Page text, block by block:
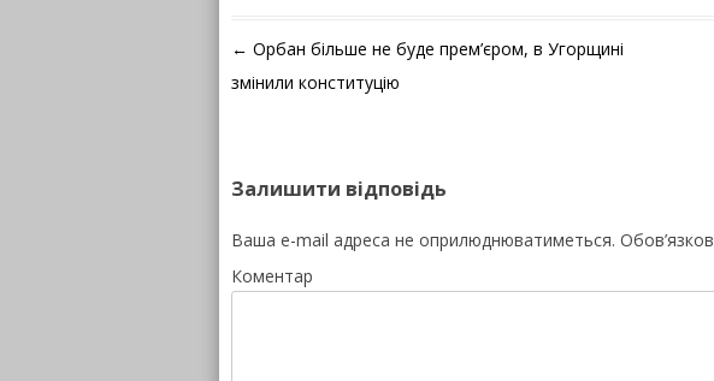
Навігація по запису
← Орбан більше не буде прем’єром, в Угорщині
змінили конституцію
Залишити відповідь
Ваша e-mail адреса не оприлюднюватиметься.
Коментар